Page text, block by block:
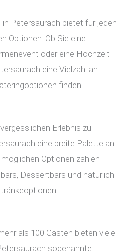
Petersaurach bietet für jeden
Optionen. Ob Sie eine
oder eine Hochzeit
eine Vielzahl an
finden.
Erlebnis zu
eine breite Palette an
Optionen zählen
Dessertbars und natürlich
als 100 Gästen bieten viele
sogenannte